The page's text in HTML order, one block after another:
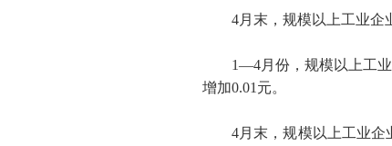
4月末，规模以上工业企
1—4月份，规模以上工
增加0.01 元。
4月末，规模以上工业